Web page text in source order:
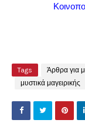
Tags Άρθρα για
μυστικά μαγειρικής